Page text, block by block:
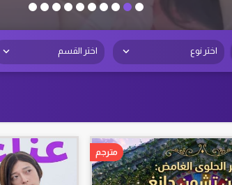
اختر نوع اختر القسم
مترجم